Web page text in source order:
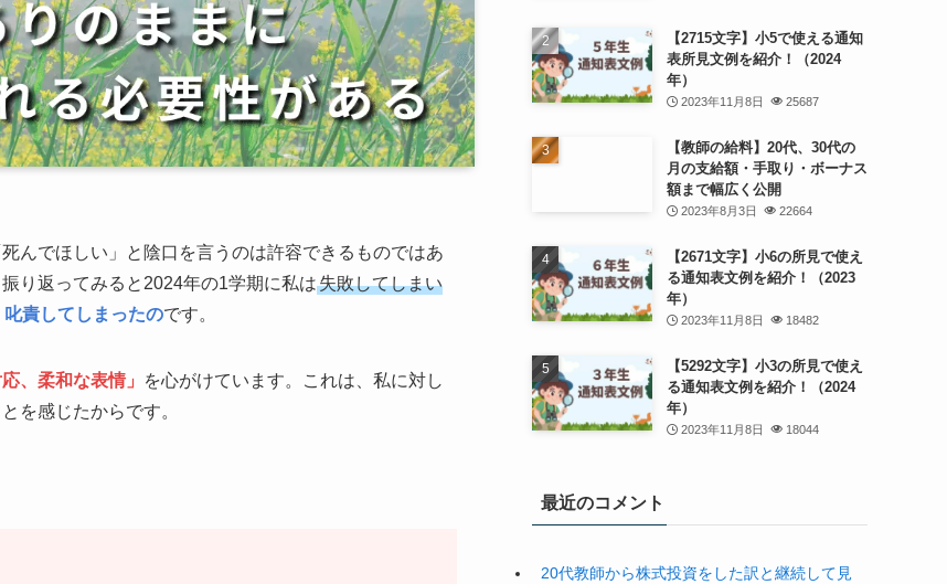
んでほしい」と陰口を言うのは許容できるものではあ
り返ってみると2024年の1学期に私は失敗してしまい
叱責してしまったのです。
、柔和な表情」
を心がけています。これは、私に対し
を感じたからです。
【2715文字】小5で使える通知
表所見文例を紹介！（2024
年）
2023年11月8日 25687
【教師の給料】20代、30代の
月の支給額・手取り・ボーナス
額まで幅広く公開
2023年8月3日 22664
【2671文字】小6の所見で使え
る通知表文例を紹介！（2023
年）
2023年11月8日 18482
【5292文字】小3の所見で使え
る通知表文例を紹介！（2024
年）
2023年11月8日 18044
最近のコメント
20代教師から株式投資をした訳と継続して見